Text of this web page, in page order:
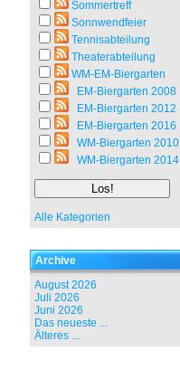
Sommertreff
Sonnwendfeier
Tennisabteilung
Theaterabteilung
WM-EM-Biergarten
EM-Biergarten 2008
EM-Biergarten 2012
EM-Biergarten 2016
WM-Biergarten 2010
WM-Biergarten 2014
Alle Kategorien
Archive
August 2026
Juli 2026
Juni 2026
Das neueste ...
Älteres ...